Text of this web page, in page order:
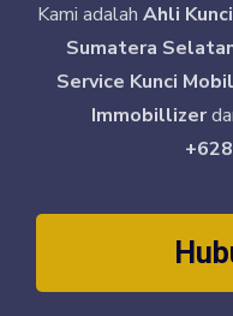
Kami adalah Ahli
Sumatera
Service Kunci
Immobillizer